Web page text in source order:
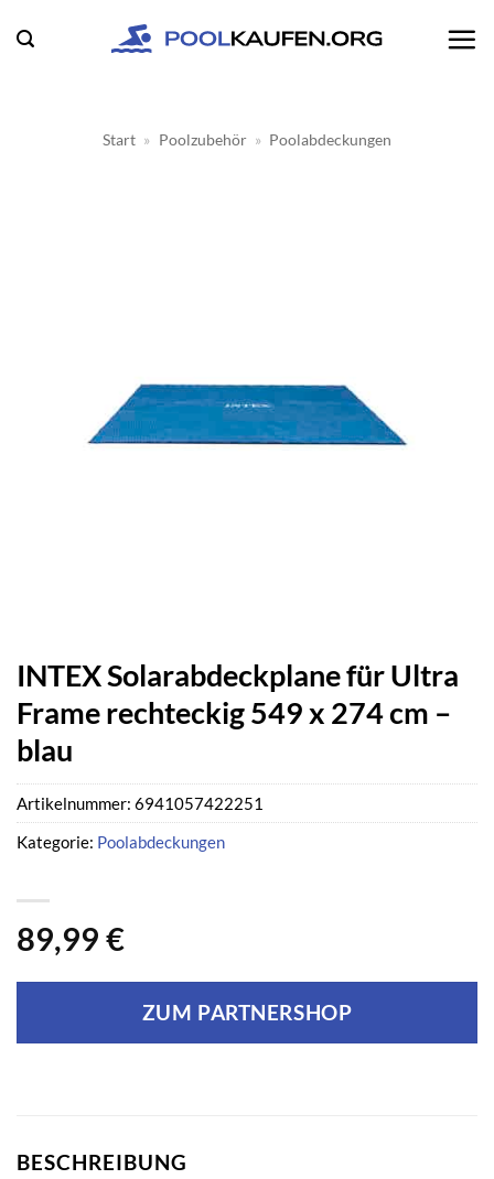
Inhalt
Start » Poolzubehör » Poolabdeckungen
INTEX Solarabdeckplane für Ultra
Frame rechteckig 549 x 274 cm –
blau
89,99 €
ZUM PARTNERSHOP
Artikelnummer: 6941057422251
Kategorie: Poolabdeckungen
BESCHREIBUNG